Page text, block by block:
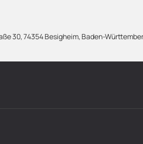
30, 74354 Besigheim, Baden-